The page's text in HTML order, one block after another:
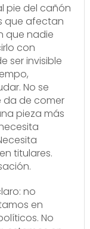
pie del cañón
que afectan
que nadie
con
ser invisible
No se
da de comer
pieza más
titulares.
no
en
No